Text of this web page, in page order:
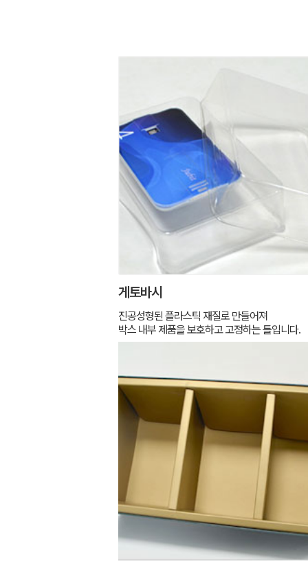
게토바시
진공성형된 플라스틱 재질로 만들어져
박스 내부 제품을 보호하고 고정하는 틀입니다.